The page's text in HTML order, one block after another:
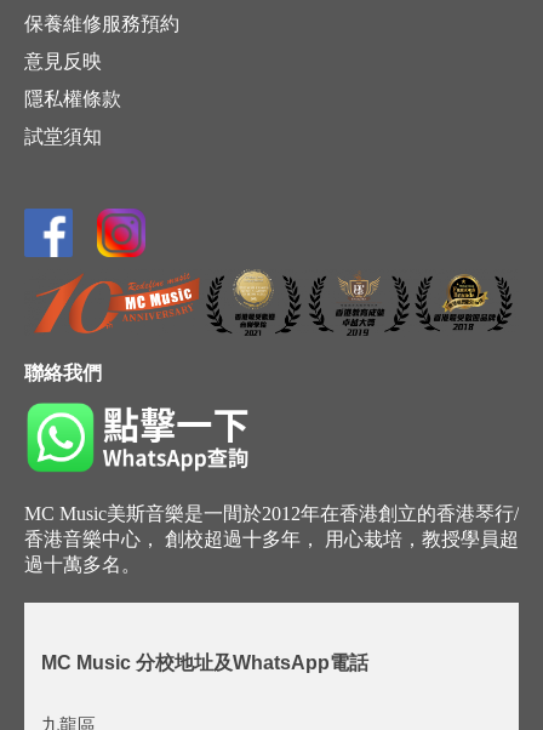
保養維修服務預約
意見反映
隱私權條款
試堂須知
聯絡我們
MC Music美斯音樂是一間於2012年在香港創立的香港琴行/
香港音樂中心， 創校超過十多年， 用心栽培，教授學員超
過十萬多名。
MC Music 分校地址及WhatsApp電話
九龍區